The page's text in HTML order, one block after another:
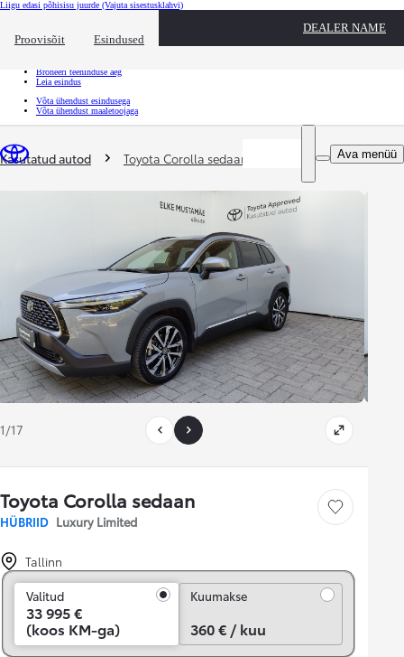
Liigu edasi põhisisu juurde (Vajuta sisestusklahvi)
Proovisõit Esindused
DEALER NAME
Kiirtee Klõpsa kiirtee ülekatte sulgemiseks
Broneeri teeninduse aeg
Leia esindus
Võta ühendust esindusega
Võta ühendust maaletoojaga
Ava menüü
Sina oled siin
Kasutatud autod Toyota Corolla sedaan
1/17
Toyota Corolla sedaan
HÜBRIID Luxury Limited
Salvesta
Tallinn
Valitud
33 995 €
(koos KM-ga)
Kuumakse
360 € / kuu